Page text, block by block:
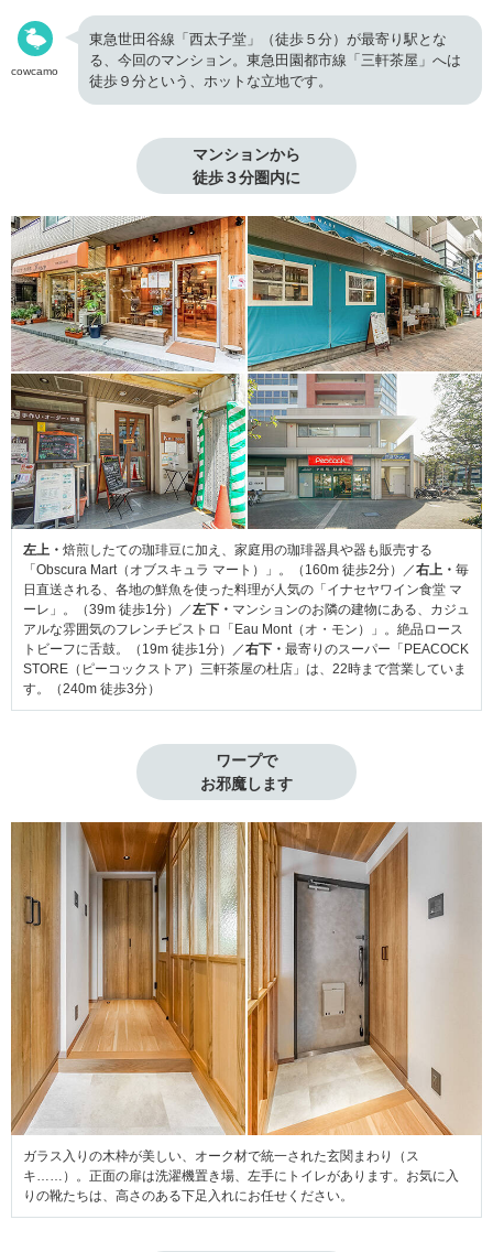
cowcamo
東急世田谷線「西太子堂」（徒歩５分）が最寄り駅とな
る、今回のマンション。東急田園都市線「三軒茶屋」へは
徒歩９分という、ホットな立地です。
マンションから
徒歩３分圏内に
左上・ 焙煎したての珈琲豆に加え、家庭用の珈琲器具や器も販売する
「Obscura Mart（オブスキュラ マート）」。（160m 徒歩2分）／右上・ 毎
日直送される、各地の鮮魚を使った料理が人気の「イナセヤワイン食堂 マ
ーレ」。（39m 徒歩1分）／左下・ マンションのお隣の建物にある、カジュ
アルな雰囲気のフレンチビストロ「Eau Mont（オ・モン）」。絶品ロース
トビーフに舌鼓。（19m 徒歩1分）／右下・ 最寄りのスーパー「PEACOCK
STORE（ピーコックストア）三軒茶屋の杜店」は、22時まで営業していま
す。（240m 徒歩3分）
ワープで
お邪魔します
ガラス入りの木枠が美しい、オーク材で統一された玄関まわり（ス
キ……）。正面の扉は洗濯機置き場、左手にトイレがあります。お気に入
りの靴たちは、高さのある下足入れにお任せください。